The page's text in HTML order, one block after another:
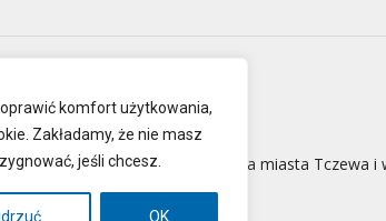
komfort użytkowania,
Zakładamy, że nie masz
jeśli chcesz.
OK
O NAS
Oficjalna strona miasta Tczewa i